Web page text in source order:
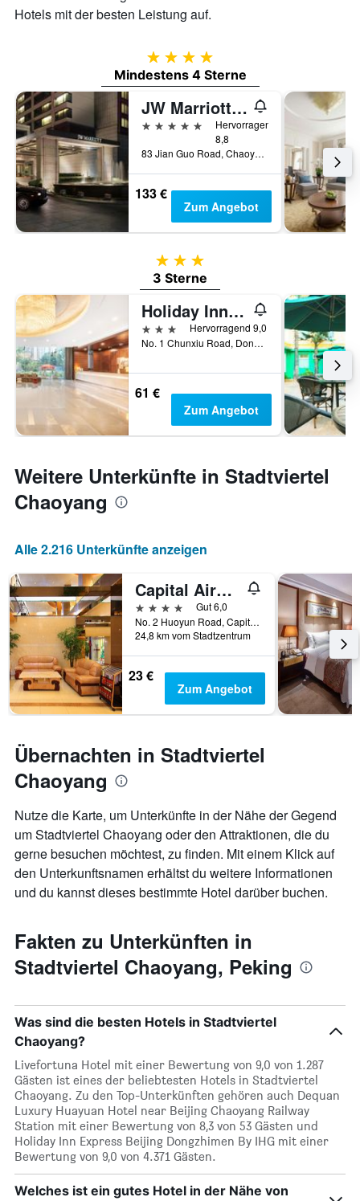
Hotels mit der besten Leistung auf.
4 Sterne
Mindestens 4 Sterne
JW Marriott Hotel Beijing
5 Sterne
Hervorragend
8,8
83 Jian Guo Road, Chaoyang District, Peking, China
133 €
Zum Angebot
3 Sterne
3 Sterne
Holiday Inn Express Beijing Dongzhimen By IHG
3 Sterne
Hervorragend 9,0
No. 1 Chunxiu Road, Dongcheng Di, Peking, China
61 €
Zum Angebot
Weitere Unterkünfte in Stadtviertel
Chaoyang
Alle 2.216 Unterkünfte anzeigen
Capital Airport International Hotel
4 Sterne
Gut 6,0
No. 2 Huoyun Road, Capital, Peking, China
24,8 km vom Stadtzentrum
23 €
Zum Angebot
Übernachten in Stadtviertel
Chaoyang
Nutze die Karte, um Unterkünfte in der Nähe der Gegend
um Stadtviertel Chaoyang oder den Attraktionen, die du
gerne besuchen möchtest, zu finden. Mit einem Klick auf
den Unterkunftsnamen erhältst du weitere Informationen
und du kannst dieses bestimmte Hotel darüber buchen.
Fakten zu Unterkünften in
Stadtviertel Chaoyang, Peking
Was sind die besten Hotels in Stadtviertel
Chaoyang?
Livefortuna Hotel mit einer Bewertung von 9,0 von 1.287
Gästen ist eines der beliebtesten Hotels in Stadtviertel
Chaoyang. Zu den Top-Unterkünften gehören auch Dequan
Luxury Huayuan Hotel near Beijing Chaoyang Railway
Station mit einer Bewertung von 8,3 von 53 Gästen und
Holiday Inn Express Beijing Dongzhimen By IHG mit einer
Bewertung von 9,0 von 4.371 Gästen.
Welches ist ein gutes Hotel in der Nähe von